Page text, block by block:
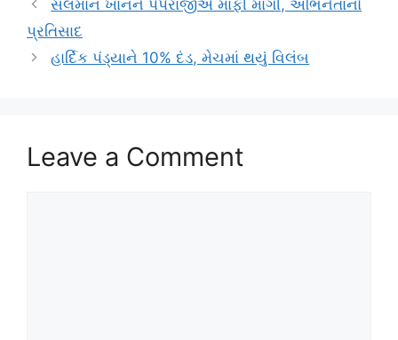
સલમાન ખાનને પેપેરાજીએ માફી માગી, અભિનેતાનો
પ્રતિસાદ
હાર્દિક પંડ્યાને 10% દંડ, મેચમાં થયું વિલંબ
Leave a Comment